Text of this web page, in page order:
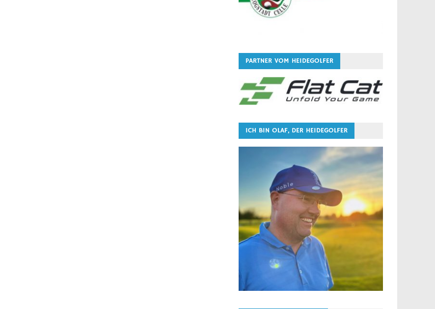
PARTNER VOM HEIDEGOLFER
ICH BIN OLAF, DER HEIDEGOLFER